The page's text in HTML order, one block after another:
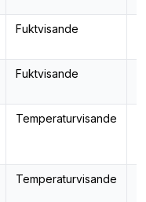
Fuktvisande
Fuktvisande
Temperaturvisande
Temperaturvisande